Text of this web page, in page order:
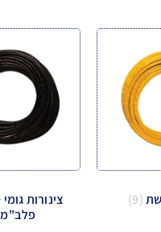
(9)
צינורות
פלב"מ